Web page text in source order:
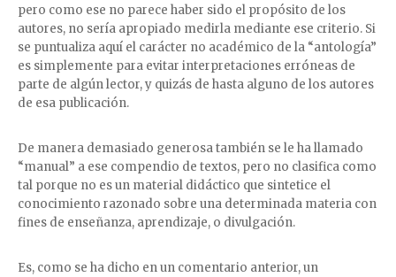
pero como ese no parece haber sido el propósito de los
autores, no sería apropiado medirla mediante ese criterio. Si
se puntualiza aquí el carácter no académico de la “antología”
es simplemente para evitar interpretaciones erróneas de
parte de algún lector, y quizás de hasta alguno de los autores
de esa publicación.
De manera demasiado generosa también se le ha llamado
“manual” a ese compendio de textos, pero no clasifica como
tal porque no es un material didáctico que sintetice el
conocimiento razonado sobre una determinada materia con
fines de enseñanza, aprendizaje, o divulgación.
Es, como se ha dicho en un comentario anterior, un